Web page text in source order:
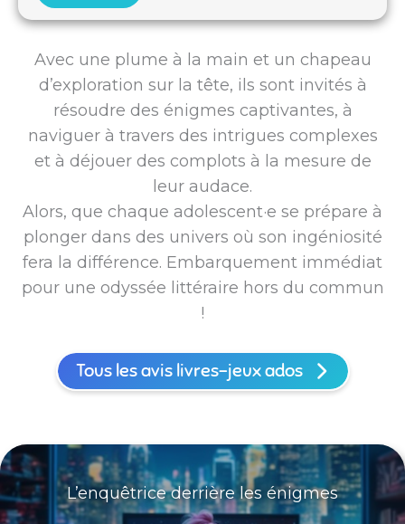
Avec une plume à la main et un chapeau
d’exploration sur la tête, ils sont invités à
résoudre des énigmes captivantes, à
naviguer à travers des intrigues complexes
et à déjouer des complots à la mesure de
leur audace.
Alors, que chaque adolescent·e se prépare à
plonger dans des univers où son ingéniosité
fera la différence. Embarquement immédiat
pour une odyssée littéraire hors du commun
!
Tous les avis livres-jeux ados
L’enquêtrice derrière les énigmes